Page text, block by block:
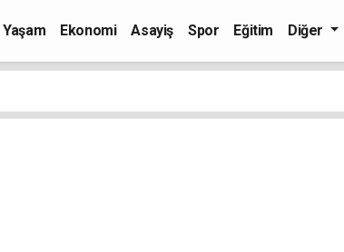
Yaşam Ekonomi Asayiş Spor Eğitim Diğer